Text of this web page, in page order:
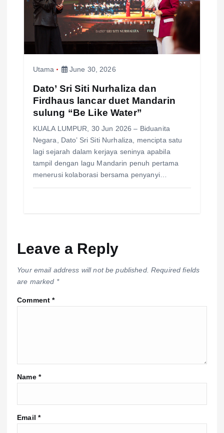
Utama June 30, 2026
Dato’ Sri Siti Nurhaliza dan
Firdhaus lancar duet Mandarin
sulung “Be Like Water”
KUALA LUMPUR, 30 Jun 2026 – Biduanita
Negara, Dato’ Sri Siti Nurhaliza, mencipta satu
lagi sejarah dalam kerjaya seninya apabila
tampil dengan lagu Mandarin penuh pertama
menerusi kolaborasi bersama penyanyi…
Leave a Reply
Your email address will not be published. Required fields
are marked *
Comment*
Name *
Email *